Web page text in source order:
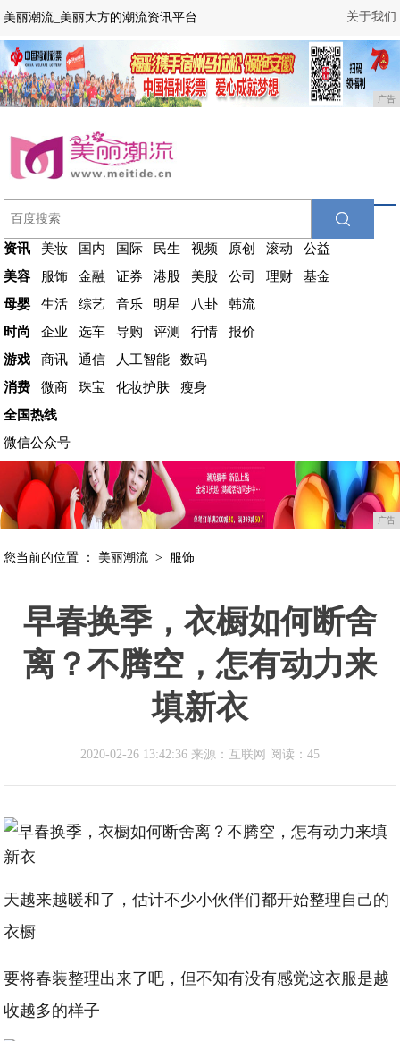
关于我们
美丽潮流_美丽大方的潮流资讯平台
广告
资讯 美妆 国内 国际 民生 视频 原创 滚动
公益
美容
服饰 金融 证券 港股 美股 公司 理财
基金
母婴
生活 综艺 音乐 明星 八卦
韩流
时尚
企业 选车 导购 评测 行情
报价
游戏
商讯 通信 人工智能
数码
消费
微商 珠宝 化妆护肤
瘦身
全国热线
微信公众号
广告
您当前的位置 ： 美丽潮流 > 服饰
早春换季，衣橱如何断舍
离？不腾空，怎有动力来
填新衣
2020-02-26 13:42:36 来源：互联网 阅读：45
天越来越暖和了，估计不少小伙伴们都开始整理自己的
衣橱
要将春装整理出来了吧，但不知有没有感觉这衣服是越
收越多的样子